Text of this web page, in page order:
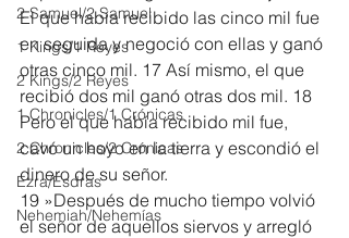
2 Samuel/2 Samuel
1 Kings/1 Reyes
2 Kings/2 Reyes
1 Chronicles/1 Crónicas
2 Chronicles/2 Crónicas
Ezra/Esdras
Nehemiah/Nehemías
El que había recibido las cinco mil fue
en seguida y negoció con ellas y ganó
otras cinco mil. 17 Así mismo, el que
recibió dos mil ganó otras dos mil. 18
Pero el que había recibido mil fue,
cavó un hoyo en la tierra y escondió el
dinero de su señor.
19 »Después de mucho tiempo volvió
el señor de aquellos siervos y arregló